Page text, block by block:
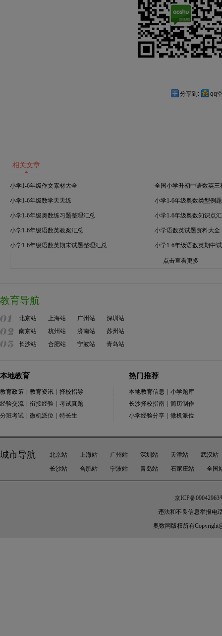
分享到: qq
相关文章
小学1-6年级作文素材大全 全国小学升初中语数英三
小学1-6年级数学天天练 小学1-6年级奥数类型例
小学1-6年级奥数练习题整理汇总 小学1-6年级奥数知识点
小学1-6年级语数英教案汇总 小学语数英试题资料大全
小学1-6年级语数英期末试题整理汇总 小学1-6年级语数英期中
点击查看更多
教育导航
北京站 上海站 广州站
深圳站
南京站
杭州站 济南站
苏州站
长沙站
合肥站 宁波站 青岛站
本地教育
教育政策 教育资讯
择校指导
经验交流
衔接经验
考试真题
分班考试
微机派位 特长生
热门推荐
本地教育信息
小学题库
长沙择校指南
简历制作
小学经验分享
微机派位
城市导航 北京站 上海站 广州站 深圳站 天津站
武汉站
长沙站
合肥站 宁波站 青岛站 石家庄站 全国
京ICP备09042963
违法和不良信息举报电
奥数网 版权所有